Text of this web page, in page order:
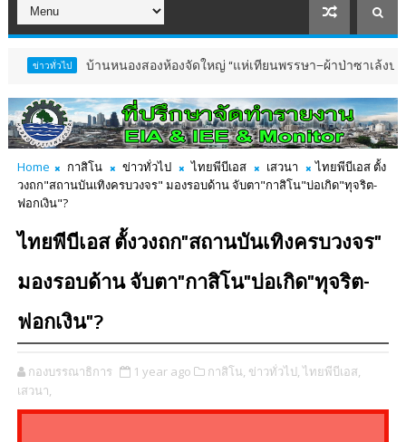
บ้านหนองสองห้องจัดใหญ่ “แห่เทียนพรรษา–ผ้าป่าซาเล้งปลอดเหล้าเข้าพ
Home กาสิโน ข่าวทั่วไป ไทยพีบีเอส เสวนา
ไทยพีบีเอส ตั้ง
วงถก"สถานบันเทิงครบวงจร" มองรอบด้าน จับตา"กาสิโน"บ่อเกิด"ทุจริต-
ฟอกเงิน"?
ไทยพีบีเอส ตั้งวงถก"สถานบันเทิงครบวงจร"
มองรอบด้าน จับตา"กาสิโน"บ่อเกิด"ทุจริต-
ฟอกเงิน"?
กองบรรณาธิการ 1 year ago กาสิโน, ข่าวทั่วไป, ไทยพีบีเอส,
เสวนา,